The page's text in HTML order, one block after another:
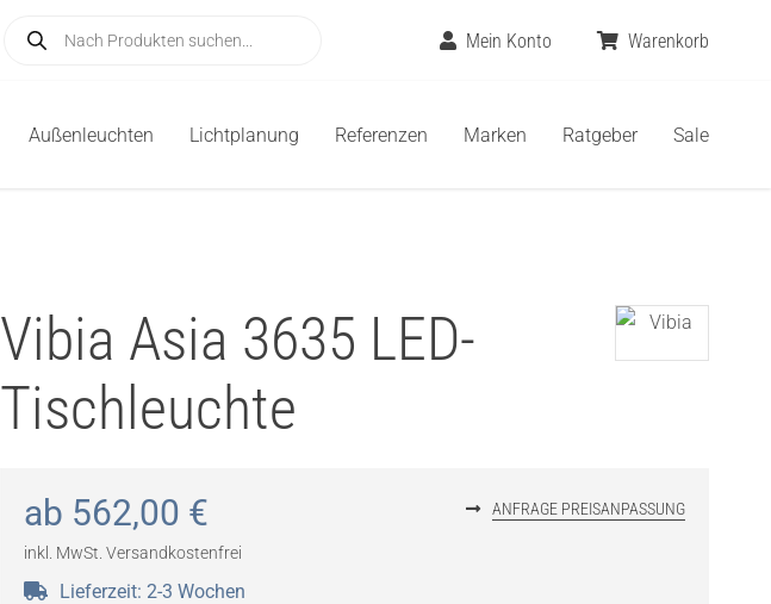
search
Mein Konto Warenkorb
Außenleuchten Lichtplanung Referenzen Marken Ratgeber Sale
Vibia Asia 3635 LED-
Tischleuchte
ab 562,00 €
inkl. MwSt. Versandkostenfrei
ANFRAGE PREISANPASSUNG
Lieferzeit: 2-3 Wochen